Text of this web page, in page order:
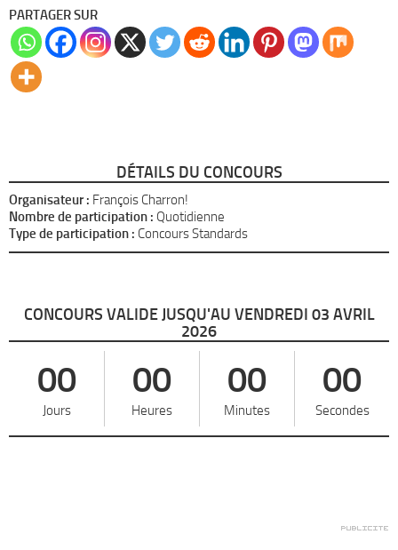
PARTAGER SUR
DÉTAILS DU CONCOURS
Organisateur : François Charron!
Nombre de participation : Quotidienne
Type de participation : Concours Standards
CONCOURS VALIDE JUSQU'AU VENDREDI 03 AVRIL
2026
00
Jours
00
Heures
00
Minutes
00
Secondes